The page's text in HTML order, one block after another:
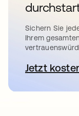
Sichern Sie
Ihrem
Jetzt